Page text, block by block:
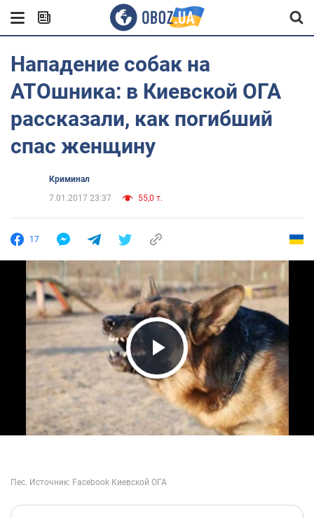
Нападение собак на
АТОшника: в Киевской ОГА
рассказали, как погибший
спас женщину
Криминал
7.01.2017 23:37
55,0 т.
17
Play Video